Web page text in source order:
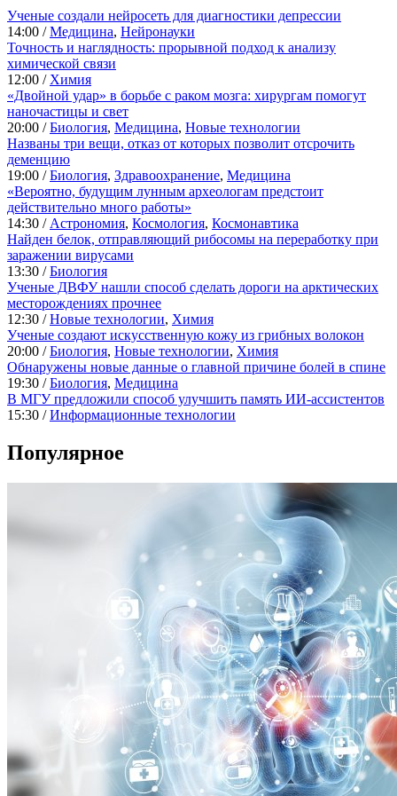
Ученые создали нейросеть для диагностики депрессии
14:00 /Медицина, Нейронауки
Точность и наглядность: прорывной подход к анализу
химической связи
12:00 / Химия
«Двойной удар» в борьбе с раком мозга: хирургам помогут
наночастицы и свет
20:00 /Биология, Медицина, Новые технологии
Названы три вещи, отказ от которых позволит отсрочить
деменцию
19:00 /Биология, Здравоохранение, Медицина
«Вероятно, будущим лунным археологам предстоит
действительно много работы»
14:30 / Астрономия, Космология, Космонавтика
Найден белок, отправляющий рибосомы на переработку при
заражении вирусами
13:30 /Биология
Ученые ДВФУ нашли способ сделать дороги на арктических
месторождениях прочнее
12:30 /Новые технологии, Химия
Ученые создают искусственную кожу из грибных волокон
20:00 /Биология, Новые технологии, Химия
Обнаружены новые данные о главной причине болей в спине
19:30 /Биология, Медицина
В МГУ предложили способ улучшить память ИИ-ассистентов
15:30 /Информационные технологии
Популярное